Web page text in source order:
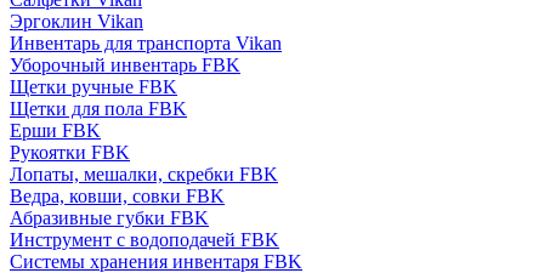
Эргоклин Vikan
Инвентарь для транспорта Vikan
Уборочный инвентарь FBK
Щетки ручные FBK
Щетки для пола FBK
Ерши FBK
Рукоятки FBK
Лопаты, мешалки, скребки FBK
Ведра, ковши, совки FBK
Абразивные губки FBK
Инструмент с водоподачей FBK
Системы хранения инвентаря FBK